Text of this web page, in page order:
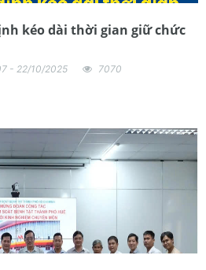
kéo dài thời gian giữ chức
- 22/10/2025 7070